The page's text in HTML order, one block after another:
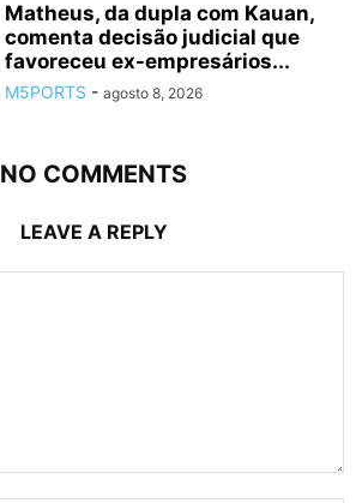
Matheus, da dupla com Kauan,
comenta decisão judicial que
favoreceu ex-empresários...
M5PORTS - agosto 8, 2026
NO COMMENTS
LEAVE A REPLY